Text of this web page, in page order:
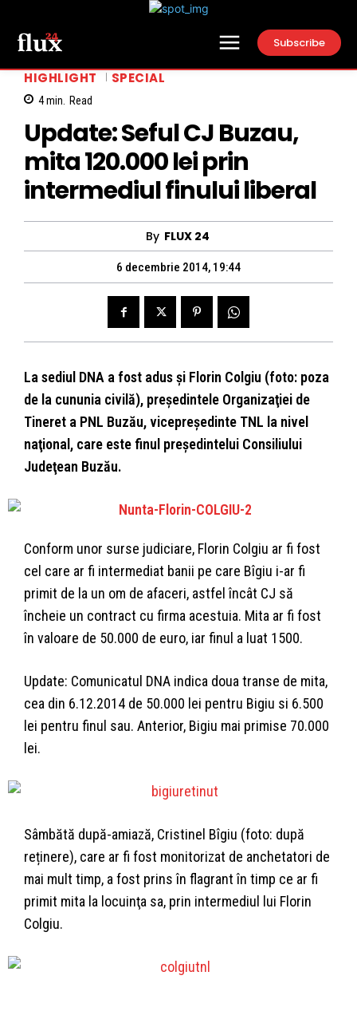
Subscribe
HIGHLIGHT SPECIAL
4min. Read
Update: Seful CJ Buzau,
mita 120.000 lei prin
intermediul finului liberal
By FLUX 24
6 decembrie 2014, 19:44
La sediul DNA a fost adus şi Florin Colgiu (foto: poza
de la cununia civilă), preşedintele Organizaţiei de
Tineret a PNL Buzău, vicepreşedinte TNL la nivel
naţional, care este finul preşedintelui Consiliului
Judeţean Buzău.
Conform unor surse judiciare, Florin Colgiu ar fi fost
cel care ar fi intermediat banii pe care Bîgiu i-ar fi
primit de la un om de afaceri, astfel încât CJ să
încheie un contract cu firma acestuia. Mita ar fi fost
în valoare de 50.000 de euro, iar finul a luat 1500.
Update: Comunicatul DNA indica doua transe de mita,
cea din 6.12.2014 de 50.000 lei pentru Bigiu si 6.500
lei pentru finul sau. Anterior, Bigiu mai primise 70.000
lei.
Sâmbătă după-amiază, Cristinel Bîgiu (foto: după
reținere), care ar fi fost monitorizat de anchetatori de
mai mult timp, a fost prins în flagrant în timp ce ar fi
primit mita la locuinţa sa, prin intermediul lui Florin
Colgiu.